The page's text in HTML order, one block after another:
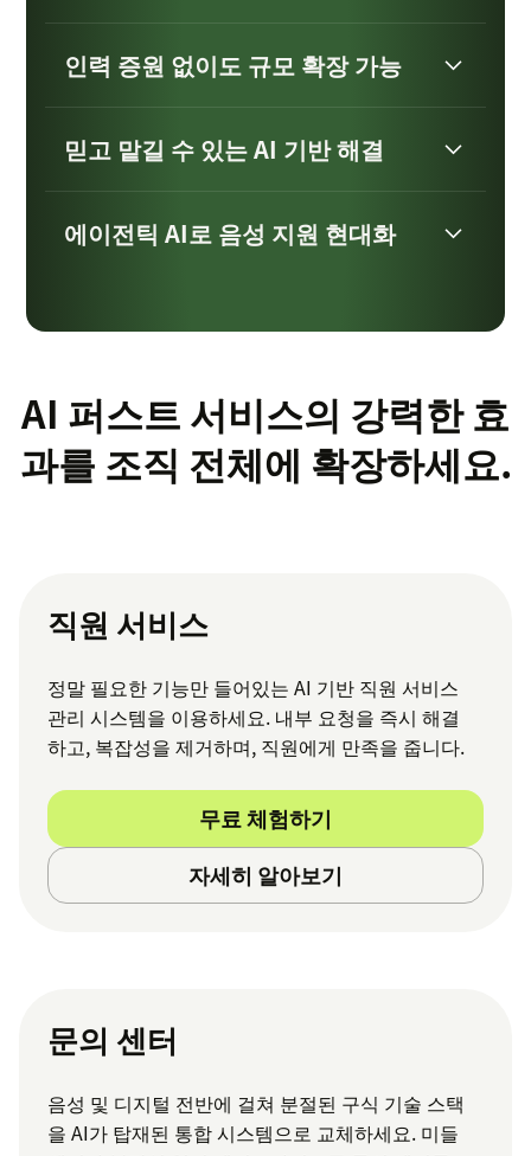
인력 증원 없이도 규모 확장 가능
믿고 맡길 수 있는 AI 기반 해결
에이전틱 AI로 음성 지원 현대화
AI 퍼스트 서비스의 강력한 효
과를 조직 전체에 확장하세요.
직원 서비스
정말 필요한 기능만 들어있는 AI 기반 직원 서비스
관리 시스템을 이용하세요. 내부 요청을 즉시 해결
하고, 복잡성을 제거하며, 직원에게 만족을 줍니다.
무료 체험하기
자세히 알아보기
문의 센터
음성 및 디지털 전반에 걸쳐 분절된 구식 기술 스택
을 AI가 탑재된 통합 시스템으로 교체하세요. 미들